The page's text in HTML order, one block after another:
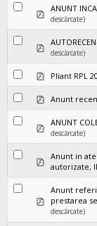
pdfANUNT
descărcate)
pdf
descărcate)
pdfPliant RPL
pdfAnunt
pdfANUNT
descărcate)
pdfAnunt in
autorizate,
pdf
Anunt
prestarea
descărcate)